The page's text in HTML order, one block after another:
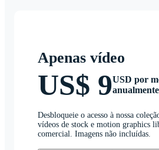
Apenas vídeo
US$ 9USD por
anualmente
Desbloqueie o acesso à nossa
vídeos de stock e motion graphics
comercial. Imagens não incluídas.